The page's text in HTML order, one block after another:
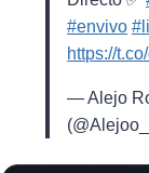
#envivo
https://
— Alejo